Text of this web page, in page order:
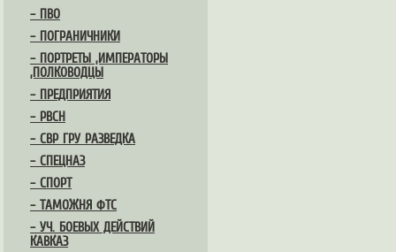
– ПВО
– ПОГРАНИЧНИКИ
– ПОРТРЕТЫ ,ИМПЕРАТОРЫ
,ПОЛКОВОДЦЫ
– ПРЕДПРИЯТИЯ
– РВСН
– СВР ГРУ РАЗВЕДКА
– СПЕЦНАЗ
– СПОРТ
– ТАМОЖНЯ ФТС
– УЧ. БОЕВЫХ ДЕЙСТВИЙ
КАВКАЗ